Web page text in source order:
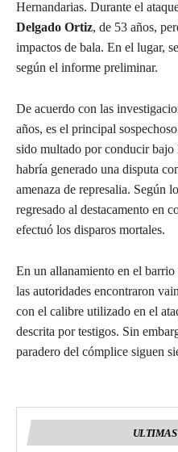
Hernandarias. Durante el
Delgado Ortiz, de 53 años,
impactos de bala. En el lugar,
según el informe preliminar.
De acuerdo con las
años, es el principal
sido multado por conducir
habría generado una disputa
amenaza de represalia. Según
regresado al destacamento en
efectuó los disparos mortales.
En un allanamiento en el barrio
las autoridades encontraron
con el calibre utilizado en el
descrita por testigos. Sin
paradero del cómplice siguen